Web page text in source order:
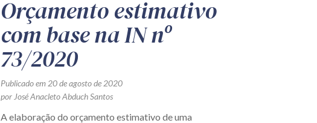
Orçamento estimativo
com base na IN nº
73/2020
Publicado em 20 de agosto de 2020
por José Anacleto Abduch Santos
A elaboração do orçamento estimativo de uma